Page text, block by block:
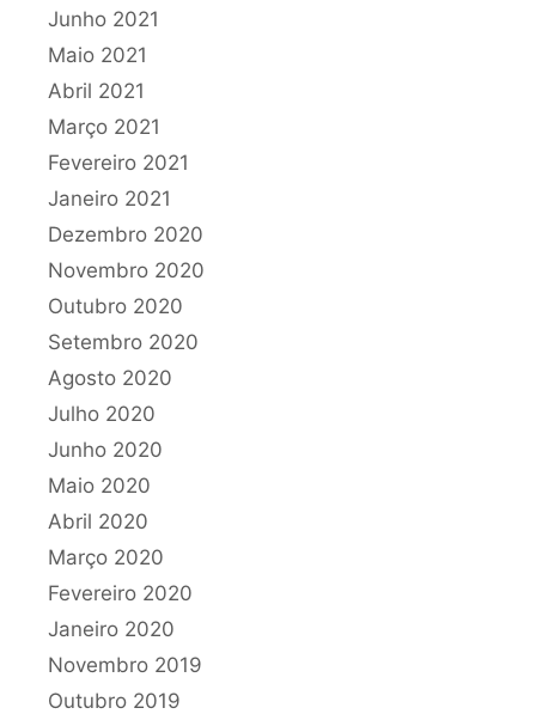
Junho 2021
Maio 2021
Abril 2021
Março 2021
Fevereiro 2021
Janeiro 2021
Dezembro 2020
Novembro 2020
Outubro 2020
Setembro 2020
Agosto 2020
Julho 2020
Junho 2020
Maio 2020
Abril 2020
Março 2020
Fevereiro 2020
Janeiro 2020
Novembro 2019
Outubro 2019